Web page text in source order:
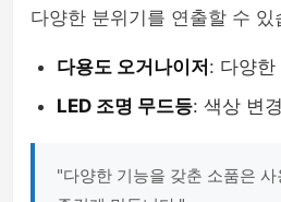
다양한 분위기를 연출할 수 있
다용도 오거나이저 : 다양한
LED 조명 무드등: 색상 변
"다양한 기능을 갖춘 소품은